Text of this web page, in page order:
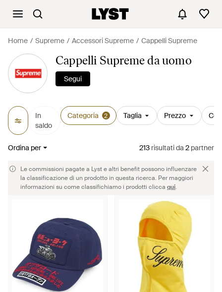
Home Supreme Accessori Supreme Cappelli Supreme
Cappelli Supreme da uomo
Segui
In
saldo
Categoria 2 Taglia Prezzo
Ordina per 213 risultatida 2 partner
Le commissioni pagate a Lyst e altri benefit possono influenzare
la classificazione di un prodotto in questa ricerca. Per maggiori
informazioni su come classifichiamo i prodotti clicca qui.